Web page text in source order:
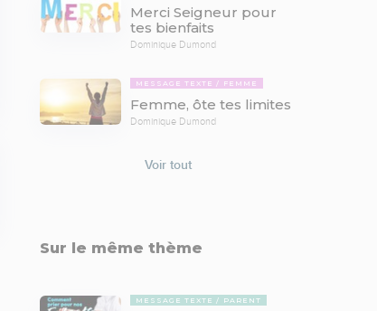
Merci Seigneur pour
tes bienfaits
Dominique Dumond
MESSAGE TEXTE FEMME
Femme, ôte tes limites
Dominique Dumond
Voir tout
Sur le même thème
MESSAGE TEXTE PARENT